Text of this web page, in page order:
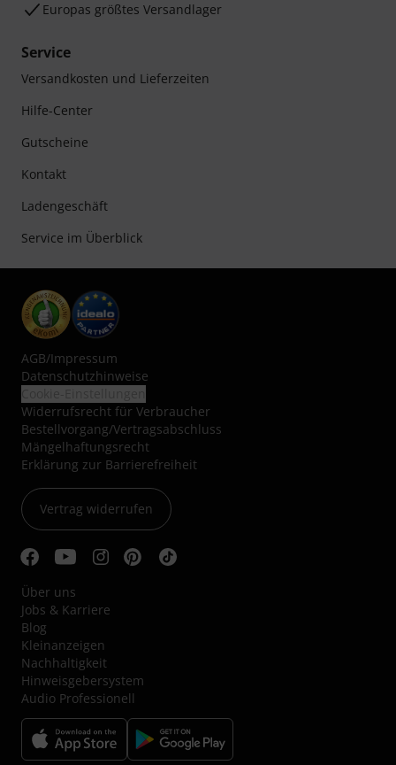
Europas größtes Versandlager
Service
Versandkosten und Lieferzeiten
Hilfe-Center
Gutscheine
Kontakt
Ladengeschäft
Service im Überblick
AGB/Impressum
Datenschutzhinweise
Widerrufsrecht für Verbraucher
Bestellvorgang/Vertragsabschluss
Mängelhaftungsrecht
Erklärung zur Barrierefreiheit
Vertrag widerrufen
Über uns
Jobs & Karriere
Blog
Kleinanzeigen
Nachhaltigkeit
Hinweisgebersystem
Audio Professionell